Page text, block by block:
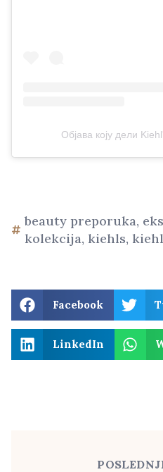
Објава коју дели
beauty preporuka,
kolekcija, kiehls,
Facebook
LinkedIn